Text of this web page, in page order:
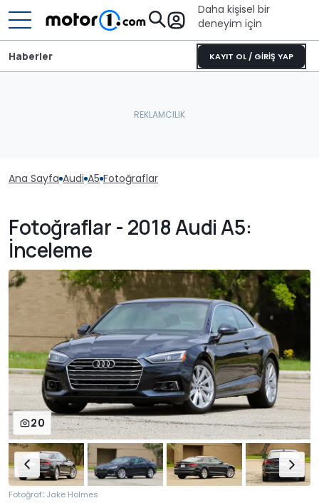
Daha kişisel bir
deneyim için
KAYIT OL / GİRİŞ YAP
Haberler
Ana Sayfa Audi A5 Fotoğraflar
Fotoğraflar - 2018 Audi A5:
İnceleme
20
Fotoğraf: Jake Holmes